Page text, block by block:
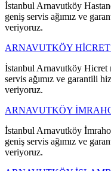
İstanbul Arnavutköy
geniş servis ağımız ve
veriyoruz.
ARNAVUTKÖY
İstanbul Arnavutköy Hicret
servis ağımız ve garantili
veriyoruz.
ARNAVUTKÖY
İstanbul Arnavutköy
geniş servis ağımız ve
veriyoruz.